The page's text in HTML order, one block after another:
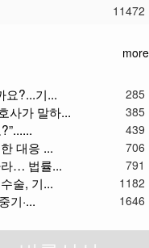
11472
11790
11788
11575
11868
11115
11040
11274
11373
more
요?...기... 285
사가 말하... 385
439
대응 ... 706
라… 법률... 791
술, 기... 1182
기·... 1646